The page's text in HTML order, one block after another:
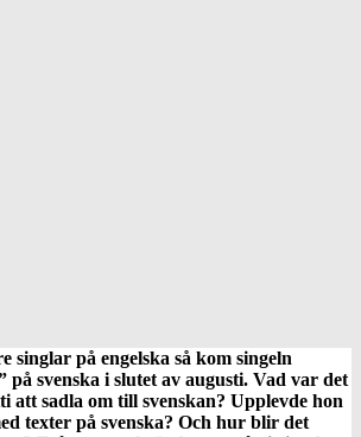
singlar på engelska så kom singeln
på svenska i slutet av augusti. Vad var det
att sadla om till svenskan? Upplevde hon
texter på svenska? Och hur blir det